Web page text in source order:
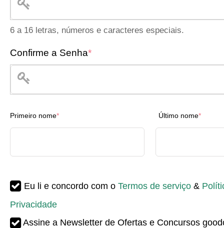
6 a 16 letras, números e caracteres especiais.
Confirme a Senha*
Primeiro nome* Último nome*
Eu li e concordo com o Termos de serviço &
Privacidade
Assine a Newsletter de Ofertas e Concursos